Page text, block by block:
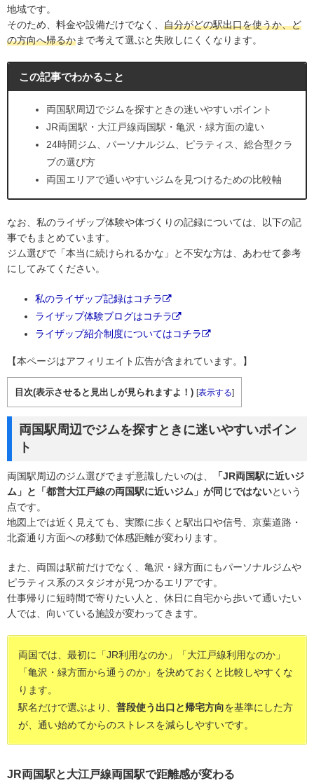
地域です。
そのため、料金や設備だけでなく、 自分がどの駅出口を使うか、ど
の方向へ帰るかまで考えて選ぶと失敗しにくくなります。
この記事でわかること
両国駅周辺でジムを探すときの迷いやすいポイント
JR両国駅・大江戸線両国駅・亀沢・緑方面の違い
24時間ジム、パーソナルジム、ピラティス、総合型クラ
ブの選び方
両国エリアで通いやすいジムを見つけるための比較軸
なお、私のライザップ体験や体づくりの記録については、以下の記
事でもまとめています。
ジム選びで「本当に続けられるかな」と不安な方は、あわせて参考
にしてみてください。
私のライザップ記録はコチラ
ライザップ体験ブログはコチラ
ライザップ紹介制度についてはコチラ
【本ページはアフィリエイト広告が含まれています。】
目次(表示させると見出しが見られますよ！) [表示する]
両国駅周辺でジムを探すときに迷いやすいポイン
ト
両国駅周辺のジム選びでまず意識したいのは、
「JR両国駅に近いジ
ム」と「都営大江戸線の両国駅に近いジム」が同じではないという
点です。
地図上では近く見えても、実際に歩くと駅出口や信号、京葉道路・
北斎通り方面への移動で体感距離が変わります。
また、両国は駅前だけでなく、亀沢・緑方面にもパーソナルジムや
ピラティス系のスタジオが見つかるエリアです。
仕事帰りに短時間で寄りたい人と、休日に自宅から歩いて通いたい
人では、向いている施設が変わってきます。
両国では、最初に「JR利用なのか」「大江戸線利用なのか」
「亀沢・緑方面から通うのか」を決めておくと比較しやすくな
ります。
駅名だけで選ぶより、 普段使う出口と帰宅方向を基準にした方
が、通い始めてからのストレスを減らしやすいです。
JR両国駅と大江戸線両国駅で距離感が変わる